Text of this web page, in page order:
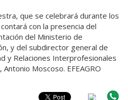
que se celebrará durante los
con la presencia del
del Ministerio de
y del subdirector general de
y Relaciones Interprofesionales
Moscoso. EFEAGRO